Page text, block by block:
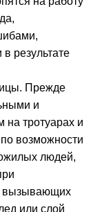
результате
Прежде
и
на тротуарах и
возможности
людей,
вызывающих
или слой